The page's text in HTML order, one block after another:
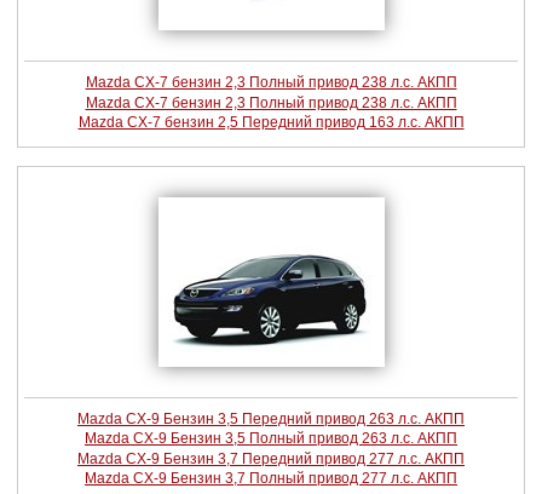
Mazda CX-7 бензин 2,3 Полный привод 238 л.с. АКПП
Mazda CX-7 бензин 2,3 Полный привод 238 л.с. АКПП
Mazda CX-7 бензин 2,5 Передний привод 163 л.с. АКПП
Mazda CX-9 Бензин 3,5 Передний привод 263 л.с. АКПП
Mazda CX-9 Бензин 3,5 Полный привод 263 л.с. АКПП
Mazda CX-9 Бензин 3,7 Передний привод 277 л.с. АКПП
Mazda CX-9 Бензин 3,7 Полный привод 277 л.с. АКПП